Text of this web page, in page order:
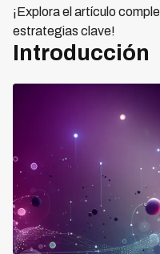
¡Explora el artículo
estrategias clave!
Introducción